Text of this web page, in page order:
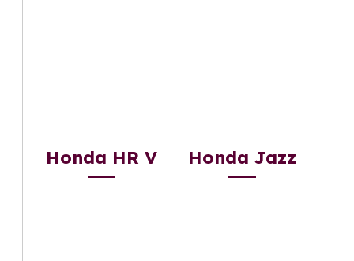
Honda HR V Honda Jazz